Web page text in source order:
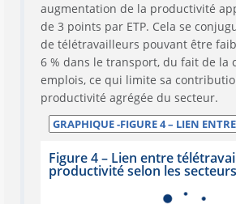
augmentation de la productivité
de 3 points par ETP. Cela se
de télétravailleurs pouvant être
6 % dans le transport, du fait de la
emplois, ce qui limite sa
productivité agrégée du secteur.
Figure 4 – Lien entre
productivité selon les secteurs